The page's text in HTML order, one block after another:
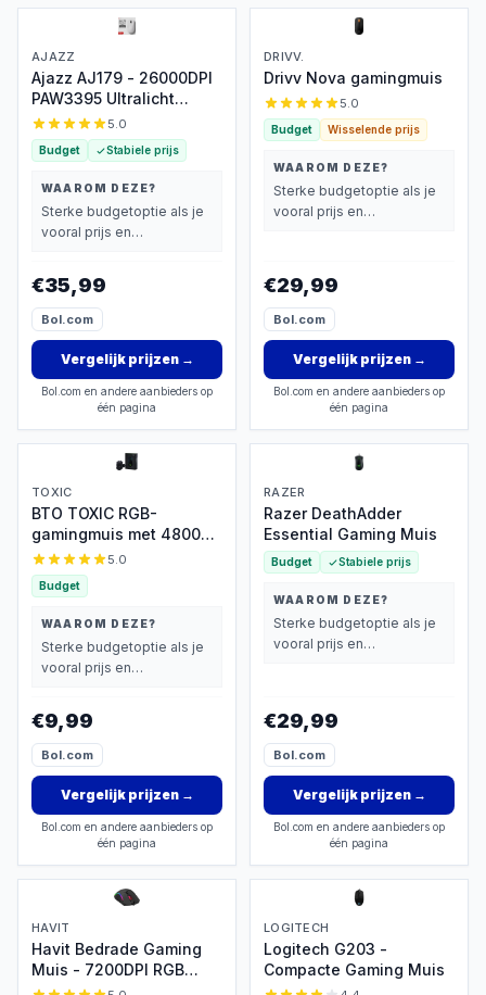
AJAZZ
Ajazz AJ179 - 26000DPI
PAW3395 Ultralicht
Gaming Muis
5.0
Budget Stabiele prijs
WAAROM DEZE?
Sterke budgetoptie als je
vooral prijs en
€35,99
Bol.com
Vergelijk prijzen→
Bol.com en andere aanbieders op
één pagina
DRIVV.
Drivv Nova gamingmuis
5.0
Budget Wisselende prijs
WAAROM DEZE?
Sterke budgetoptie als je
vooral prijs en
€29,99
Bol.com
Vergelijk prijzen→
Bol.com en andere aanbieders op
één pagina
TOXIC
BTO TOXIC RGB-
gamingmuis met 4800
dpi en USB5.0
Budget
WAAROM DEZE?
Sterke budgetoptie als je
vooral prijs en
€9,99
Bol.com
Vergelijk prijzen→
Bol.com en andere aanbieders op
één pagina
RAZER
Razer DeathAdder
Essential Gaming Muis
Budget Stabiele prijs
WAAROM DEZE?
Sterke budgetoptie als je
vooral prijs en
€29,99
Bol.com
Vergelijk prijzen→
Bol.com en andere aanbieders op
één pagina
HAVIT
Havit Bedrade Gaming
Muis - 7200DPI RGB
Ergonomisch
LOGITECH
Logitech G203 -
Compacte Gaming Muis